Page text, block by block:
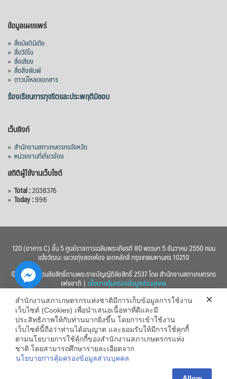
ข้อมูลเผยแพร่
» สื่อมัลติมีเดีย
» สื่อวิดีโอ
» สื่อเสียง
» สื่อสิ่งพิมพ์
» ดาวน์โหลดเอกสาร
ร้องเรียนการทุจริตและประพฤติมิชอบ
เว็บลิงก์
» สำนักงานสภาเกษตรกรจังหวัด
» หน่วยงานที่เกี่ยวข้อง
สถิติผู้ใช้งานเว็บไซต์
» Total :2038376
» Today :996
120 (อาคาร C) ชั้น 5 ศูนย์ราชการเฉลิมพระเกียรติ 80 พรรษา 5 ธันวาคม 2550 ถนน
แจ้งวัฒนะ แขวงทุ่งสองห้อง เขตหลักสี่ กรุงเทพมหานคร 10210
© 2560 สงวนลิขสิทธิ์ตามพระราชบัญญัติลิขสิทธิ์ 2537 โดย สำนักงานสภาเกษตรกร
แห่งชาติ | นโยบายคุ้มครองข้อมูลส่วนบุคคล
สำนักงานสภาเกษตรกรแห่งชาติมีการเก็บข้อมูลการใช้งาน
เว็บไซต์ (Cookies) เพื่อนำเสนอเนื้อหาที่ดีและมี
ประสิทธิภาพให้กับท่านมากยิ่งขึ้น โดยการเข้าใช้งาน
เว็บไซต์นี้ถือว่าท่านได้อนุญาต และยอมรับให้มีการใช้คุกกี้
ตามนโยบายการใช้คุ้กกี้ของสำนักงานสภาเกษตรกรแห่ง
ชาติ โดยสามารถศึกษารายละเอียดจาก
นโยบายการคุ้มครองข้อมูลส่วนบุคคล
Hide
chaty